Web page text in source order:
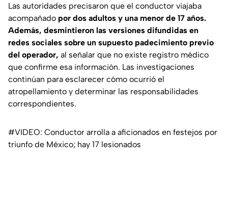
Las autoridades precisaron que el conductor viajaba
acompañado por dos adultos y una menor de 17 años.
Además, desmintieron las versiones difundidas en
redes sociales sobre un supuesto padecimiento previo
del operador, al señalar que no existe registro médico
que confirme esa información. Las investigaciones
continúan para esclarecer cómo ocurrió el
atropellamiento y determinar las responsabilidades
correspondientes.
#VIDEO: Conductor arrolla a aficionados en festejos por
triunfo de México; hay 17 lesionados